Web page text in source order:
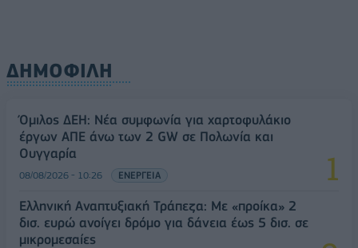
ΔΗΜΟΦΙΛΗ
Όμιλος ΔΕΗ: Νέα συμφωνία για χαρτοφυλάκιο
έργων ΑΠΕ άνω των 2 GW σε Πολωνία και
Ουγγαρία
08/08/2026 - 10:26 ΕΝΕΡΓΕΙΑ
Ελληνική Αναπτυξιακή Τράπεζα: Με «προίκα» 2
δισ. ευρώ ανοίγει δρόμο για δάνεια έως 5 δισ. σε
μικρομεσαίες